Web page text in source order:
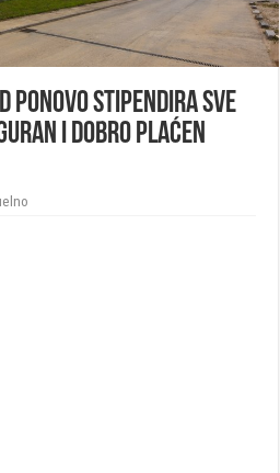
ponovo stipendira sve
i dobro plaćen